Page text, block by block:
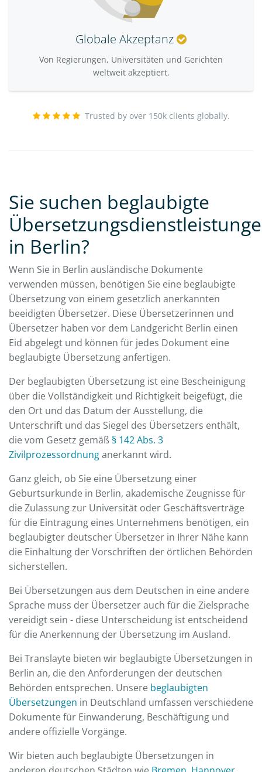
Globale Akzeptanz
Von Regierungen, Universitäten und Gerichten
weltweit akzeptiert.
Trusted by over 150k clients globally.
Sie suchen beglaubigte
in Berlin?
Wenn Sie in Berlin ausländische Dokumente
verwenden müssen, benötigen Sie eine beglaubigte
Übersetzung von einem gesetzlich anerkannten
beeidigten Übersetzer. Diese Übersetzerinnen und
Übersetzer haben vor dem Landgericht Berlin einen
Eid abgelegt und können für jedes Dokument eine
beglaubigte Übersetzung anfertigen.
Der beglaubigten Übersetzung ist eine Bescheinigung
über die Vollständigkeit und Richtigkeit beigefügt, die
den Ort und das Datum der Ausstellung, die
Unterschrift und das Siegel des Übersetzers enthält,
die vom Gesetz gemäß § 142 Abs. 3
Zivilprozessordnunganerkannt wird.
Ganz gleich, ob Sie eine Übersetzung einer
Geburtsurkunde in Berlin, akademische Zeugnisse für
die Zulassung zur Universität oder Geschäftsverträge
für die Eintragung eines Unternehmens benötigen, ein
beglaubigter deutscher Übersetzer in Ihrer Nähe kann
die Einhaltung der Vorschriften der örtlichen Behörden
sicherstellen.
Bei Übersetzungen aus dem Deutschen in eine andere
Sprache muss der Übersetzer auch für die Zielsprache
vereidigt sein - diese Unterscheidung ist entscheidend
für die Anerkennung der Übersetzung im Ausland.
Bei Translayte bieten wir beglaubigte Übersetzungen in
Berlin an, die den Anforderungen der deutschen
Behörden entsprechen. Unsere beglaubigten
Übersetzungen in Deutschland umfassen verschiedene
Dokumente für Einwanderung, Beschäftigung und
andere offizielle Vorgänge.
Wir bieten auch beglaubigte Übersetzungen in